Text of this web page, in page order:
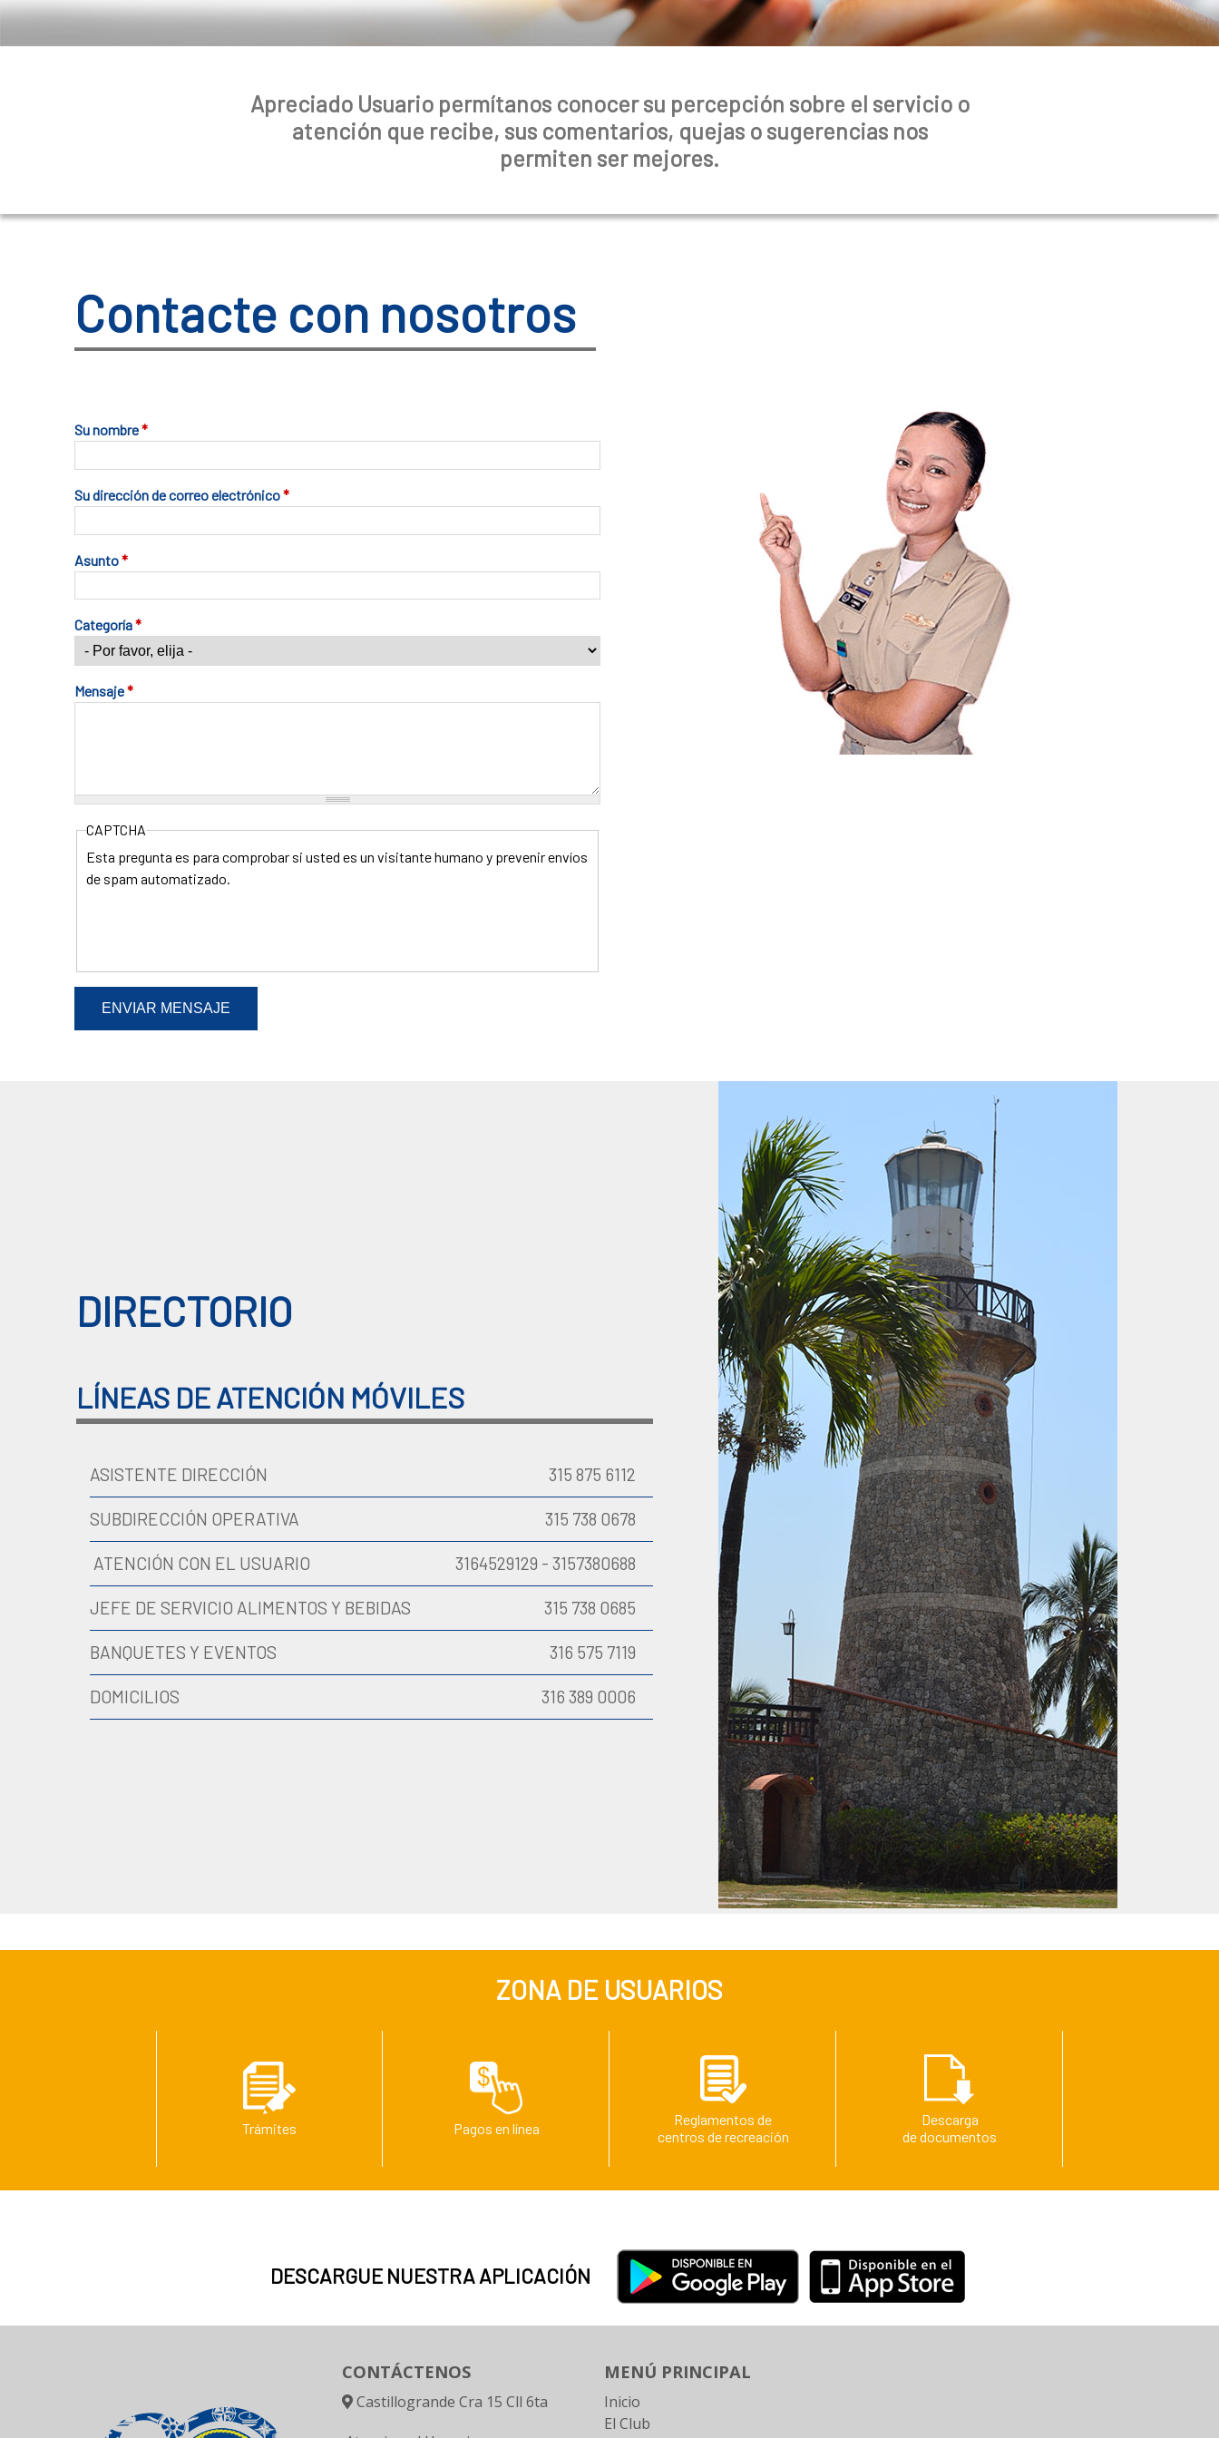
Apreciado Usuario permítanos conocer su percepción sobre el servicio o
atención que recibe, sus comentarios, quejas o sugerencias nos
permiten ser mejores.
Contacte con nosotros
Su nombre*
Su dirección de correo electrónico*
Asunto*
Categoría*
Mensaje*
CAPTCHA
Esta pregunta es para comprobar si usted es un visitante humano y prevenir envíos
de spam automatizado.
DIRECTORIO
LÍNEAS DE ATENCIÓN MÓVILES
ASISTENTE DIRECCIÓN 315 875 6112
SUBDIRECCIÓN OPERATIVA 315 738 0678
ATENCIÓN CON EL USUARIO 3164529129 - 3157380688
JEFE DE SERVICIO ALIMENTOS Y BEBIDAS 315 738 0685
BANQUETES Y EVENTOS 316 575 7119
DOMICILIOS 316 389 0006
ZONA DE USUARIOS
Trámites Pagos en línea
Reglamentos de
centros de recreación
Descarga
de documentos
DESCARGUE NUESTRA APLICACIÓN
CONTÁCTENOS
Castillogrande Cra 15 Cll 6ta
MENÚ PRINCIPAL
Inicio
El Club